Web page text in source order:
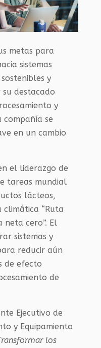
metas para
sistemas
y
destacado
y
se
en un cambio
el liderazgo de
tareas mundial
lácteos,
“Ruta
cero”. El
sistemas y
reducir aún
de efecto
de
Ejecutivo de
y Equipamiento
los